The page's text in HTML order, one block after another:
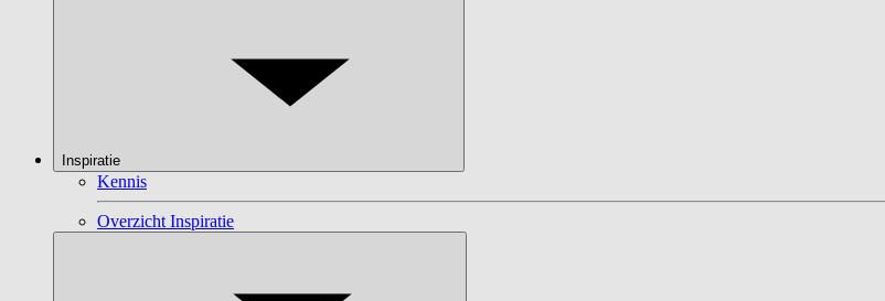
Inspiratie
Kennis
Overzicht Inspiratie